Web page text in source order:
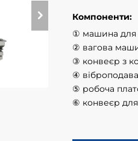
Компоненти:
① машина для
② вагова
③ конвеєр з
④
⑤ робоча
⑥ конвеєр для